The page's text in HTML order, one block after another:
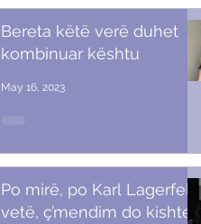
Bereta këtë verë duhet
kombinuar kështu
May 16, 2023
Po mirë, po Karl Lagerfeld
vetë, ç’mendim do kishte